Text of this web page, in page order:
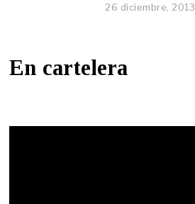
26 diciembre, 2013
En cartelera